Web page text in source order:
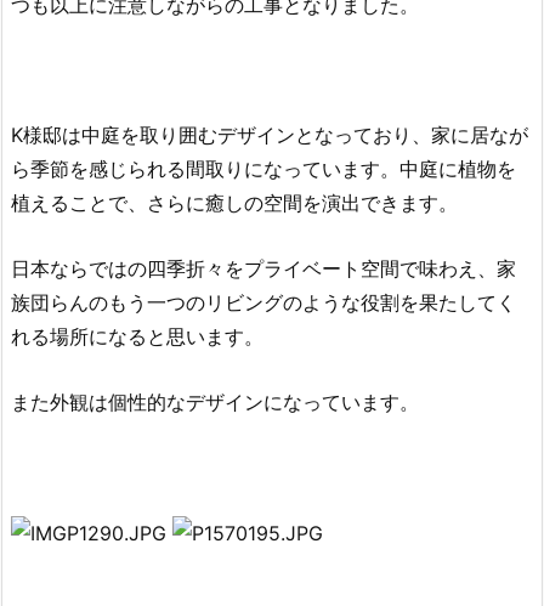
つも以上に注意しながらの工事となりました。
K様邸は中庭を取り囲むデザインとなっており、家に居なが
ら季節を感じられる間取りになっています。中庭に植物を
植えることで、さらに癒しの空間を演出できます。
日本ならではの四季折々をプライベート空間で味わえ、家
族団らんのもう一つのリビングのような役割を果たしてく
れる場所になると思います。
また外観は個性的なデザインになっています。